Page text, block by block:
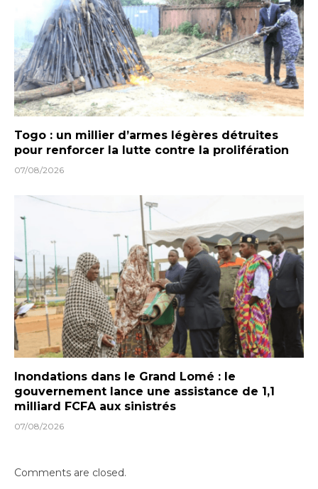
Togo : un millier d’armes légères détruites
pour renforcer la lutte contre la prolifération
07/08/2026
Inondations dans le Grand Lomé : le
gouvernement lance une assistance de 1,1
milliard FCFA aux sinistrés
07/08/2026
Comments are closed.